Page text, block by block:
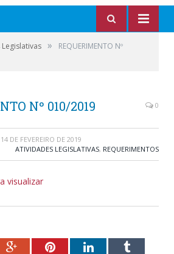
»
REQUERIMENTO Nº
Nº 010/2019 0
14 DE FEVEREIRO DE 2019
ATIVIDADES LEGISLATIVAS, REQUERIMENTOS
visualizar
Google+PinterestLinkedInTumblr